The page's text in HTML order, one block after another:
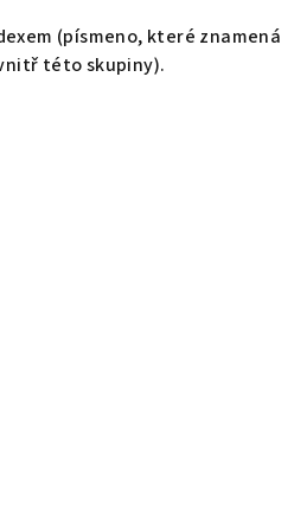
(písmeno, které znamená
této skupiny).